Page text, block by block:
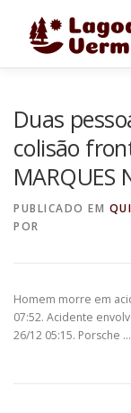
FALE CONOSCO
Duas
colisão
MARQUES
PUBLICADO EM
POR
Homem morre em
07:52. Acidente
26/12 05:15. Porsche …